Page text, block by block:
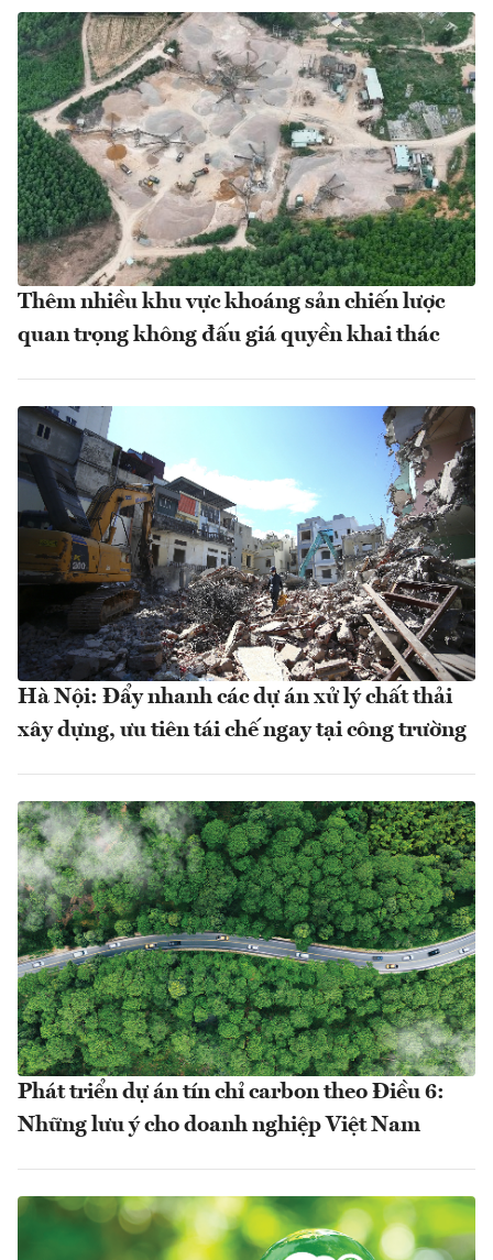
Thêm nhiều khu vực khoáng sản chiến lược
quan trọng không đấu giá quyền khai thác
Hà Nội: Đẩy nhanh các dự án xử lý chất thải
xây dựng, ưu tiên tái chế ngay tại công trường
Phát triển dự án tín chỉ carbon theo Điều 6:
Những lưu ý cho doanh nghiệp Việt Nam